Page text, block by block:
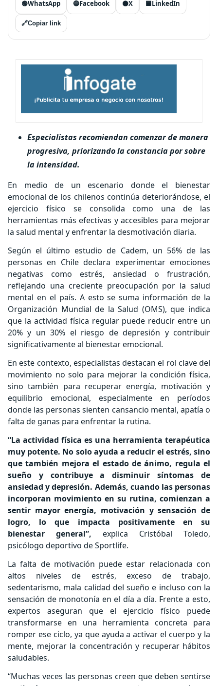
🟢WhatsApp 🔵Facebook ⚫X 🟦LinkedIn
🔗Copiar link
Especialistas recomiendan comenzar de manera
progresiva, priorizando la constancia por sobre
la intensidad.
En medio de un escenario donde el bienestar
emocional de los chilenos continúa deteriorándose, el
ejercicio físico se consolida como una de las
herramientas más efectivas y accesibles para mejorar
la salud mental y enfrentar la desmotivación diaria.
Según el último estudio de Cadem, un 56% de las
personas en Chile declara experimentar emociones
negativas como estrés, ansiedad o frustración,
reflejando una creciente preocupación por la salud
mental en el país. A esto se suma información de la
Organización Mundial de la Salud (OMS), que indica
que la actividad física regular puede reducir entre un
20% y un 30% el riesgo de depresión y contribuir
significativamente al bienestar emocional.
En este contexto, especialistas destacan el rol clave del
movimiento no solo para mejorar la condición física,
sino también para recuperar energía, motivación y
equilibrio emocional, especialmente en períodos
donde las personas sienten cansancio mental, apatía o
falta de ganas para enfrentar la rutina.
“La actividad física es una herramienta terapéutica
muy potente. No solo ayuda a reducir el estrés, sino
que también mejora el estado de ánimo, regula el
sueño y contribuye a disminuir síntomas de
ansiedad y depresión. Además, cuando las personas
incorporan movimiento en su rutina, comienzan a
sentir mayor energía, motivación y sensación de
logro, lo que impacta positivamente en su
bienestar general”, explica Cristóbal Toledo,
psicólogo deportivo de Sportlife.
La falta de motivación puede estar relacionada con
altos niveles de estrés, exceso de trabajo,
sedentarismo, mala calidad del sueño e incluso con la
sensación de monotonía en el día a día. Frente a esto,
expertos aseguran que el ejercicio físico puede
transformarse en una herramienta concreta para
romper ese ciclo, ya que ayuda a activar el cuerpo y la
mente, mejorar la concentración y recuperar hábitos
saludables.
“Muchas veces las personas creen que deben sentirse